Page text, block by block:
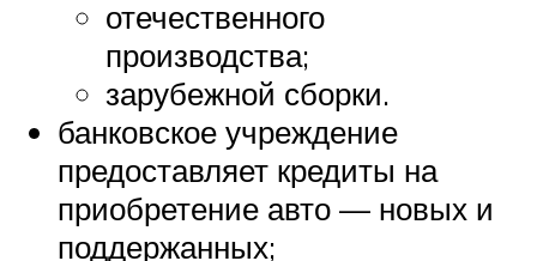
отечественного
производства;
зарубежной сборки.
банковское учреждение
предоставляет кредиты на
приобретение авто — новых и
поддержанных;